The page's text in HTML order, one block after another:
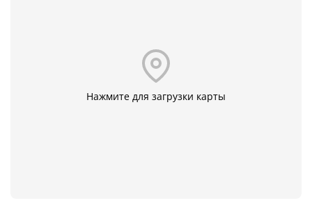
Нажмите для загрузки карты